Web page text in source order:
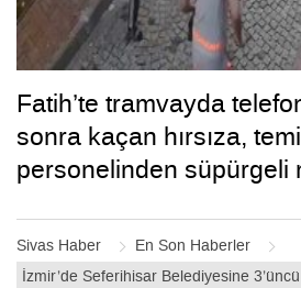
Sivas Haber
En Son Haberler
İzmir’de Seferihisar Belediyesine
Fatih’te tramvayda
sonra kaçan hırsıza,
personelinden süpürgeli